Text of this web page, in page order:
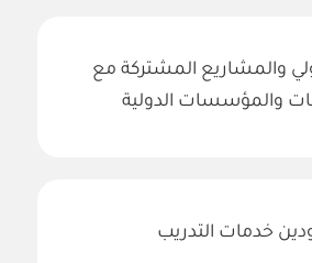
والمشاريع المشتركة مع
والمؤسسات الدولية
خدمات التدريب